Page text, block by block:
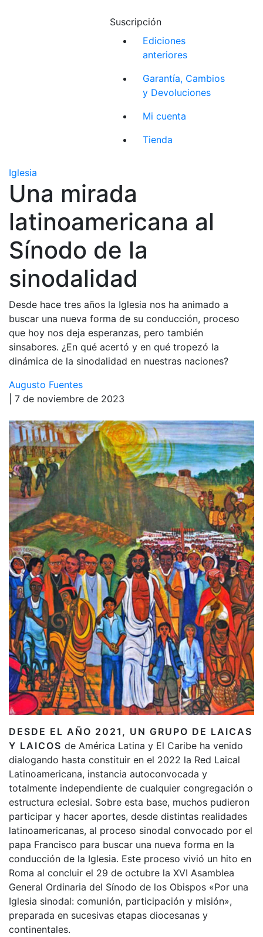
Suscripción
Ediciones
anteriores
Garantía, Cambios
y Devoluciones
Mi cuenta
Tienda
Iglesia
Una mirada
latinoamericana al
Sínodo de la
sinodalidad
Desde hace tres años la Iglesia nos ha animado a
buscar una nueva forma de su conducción, proceso
que hoy nos deja esperanzas, pero también
sinsabores. ¿En qué acertó y en qué tropezó la
dinámica de la sinodalidad en nuestras naciones?
Augusto Fuentes
| 7 de noviembre de 2023
DESDE EL AÑO 2021, UN GRUPO DE LAICAS
Y LAICOS de América Latina y El Caribe ha venido
dialogando hasta constituir en el 2022 la Red Laical
Latinoamericana, instancia autoconvocada y
totalmente independiente de cualquier congregación o
estructura eclesial. Sobre esta base, muchos pudieron
participar y hacer aportes, desde distintas realidades
latinoamericanas, al proceso sinodal convocado por el
papa Francisco para buscar una nueva forma en la
conducción de la Iglesia. Este proceso vivió un hito en
Roma al concluir el 29 de octubre la XVI Asamblea
General Ordinaria del Sínodo de los Obispos «Por una
Iglesia sinodal: comunión, participación y misión»,
preparada en sucesivas etapas diocesanas y
continentales.